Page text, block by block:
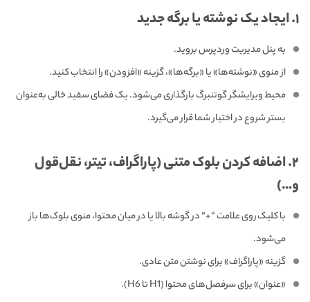
۱. ایجاد یک نوشته یا برگه جدید
به پنل مدیریت وردپرس بروید.
از منوی «نوشته‌ها» یا «برگه‌ها»، گزینه «افزودن» را انتخاب کنید.
محیط ویرایشگر گوتنبرگ بارگذاری می‌شود. یک فضای سفید خالی به‌عنوان
بستر شروع در اختیار شما قرار می‌گیرد.
۲. اضافه کردن بلوک متنی (پاراگراف، تیتر، نقل‌قول
و…)
با کلیک روی علامت “+” در گوشه بالا یا در میان محتوا، منوی بلوک‌ها باز
می‌شود.
گزینه «پاراگراف» برای نوشتن متن عادی.
«عنوان» برای سرفصل‌های محتوا (H1 تا H6).